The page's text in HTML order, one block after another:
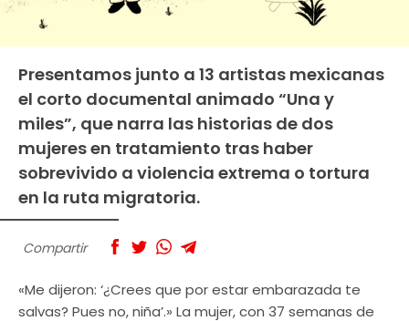
Presentamos junto a 13 artistas mexicanas
el corto documental animado “Una y
miles”, que narra las historias de dos
mujeres en tratamiento tras haber
sobrevivido a violencia extrema o tortura
en la ruta migratoria.
Compartir
«Me dijeron: ‘¿Crees que por estar embarazada te
salvas? Pues no, niña’.» La mujer, con 37 semanas de